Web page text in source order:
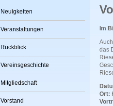
Neuigkeiten
Veranstaltungen
Rückblick
Vereinsgeschichte
Mitgliedschaft
Vorstand
Im
das
Ort: